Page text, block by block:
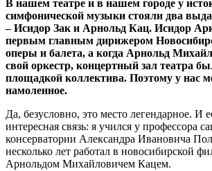
В нашем театре и в нашем городе у
симфонической музыки стояли два
‒ Исидор Зак и Арнольд Кац. Исидор
первым главным дирижером
оперы и балета, а когда Арнольд
свой оркестр, концертный зал театра
площадкой коллектива. Поэтому у нас
намоленное.
Да, безусловно, это место легендарное. И
интересная связь: я учился у профессора
консерватории Александра Ивановича
несколько лет работал в новосибирской
Арнольдом Михайловичем Кацем.